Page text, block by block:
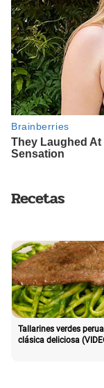
Recetas
Tallarines verdes
clásica deliciosa